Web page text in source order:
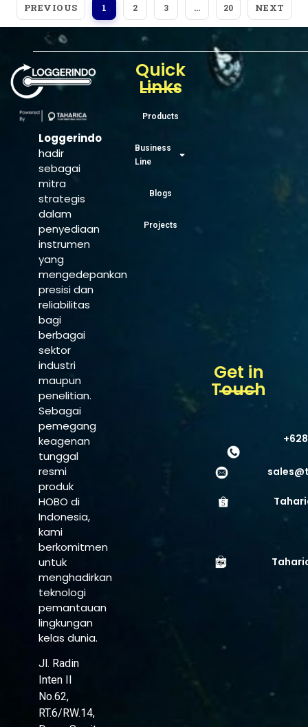
PREVIOUS 1 2 3 … 20 NEXT
Loggerindo
hadir
sebagai
mitra
strategis
dalam
penyediaan
instrumen
yang
mengedepankan
presisi dan
reliabilitas
bagi
berbagai
sektor
industri
maupun
penelitian.
Sebagai
pemegang
keagenan
tunggal
resmi
produk
HOBO di
Indonesia,
kami
berkomitmen
untuk
menghadirkan
teknologi
pemantauan
lingkungan
kelas dunia.
Jl. Radin
Inten II
No.62,
RT.6/RW.14,
Quick
Links
Products
Business
Line
Blogs
Projects
Get in
Touch